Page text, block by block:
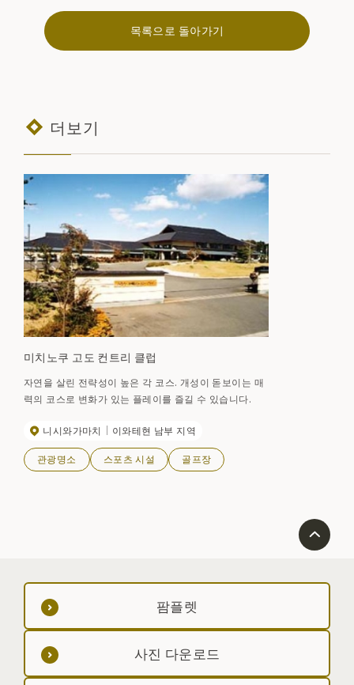
목록으로 돌아가기
더보기
미치노쿠 고도 컨트리 클럽
자연을 살린 전략성이 높은 각 코스. 개성이 돋보이는 매
력의 코스로 변화가 있는 플레이를 즐길 수 있습니다.
니시와가마치 이와테현 남부 지역
관광명소 스포츠 시설 골프장
팜플렛
사진 다운로드